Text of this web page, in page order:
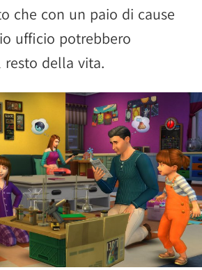
che con un paio di cause
ufficio potrebbero
resto della vita.